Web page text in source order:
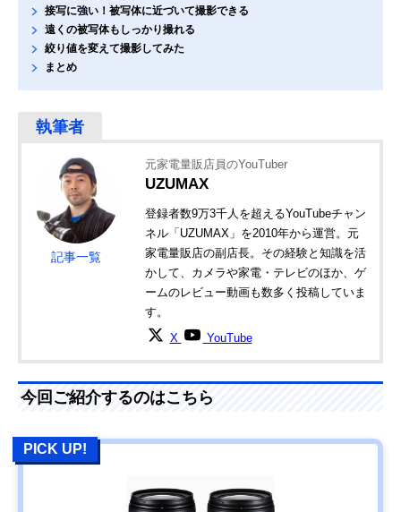
接写に強い！被写体に近づいて撮影できる
遠くの被写体もしっかり撮れる
絞り値を変えて撮影してみた
まとめ
記事一覧
元家電量販店員のYouTuber
UZUMAX
登録者数9万3千人を超えるYouTubeチャン
ネル「UZUMAX」を2010年から運営。元
家電量販店の副店長。その経験と知識を活
かして、カメラや家電・テレビのほか、ゲ
ームのレビュー動画も数多く投稿していま
す。
X YouTube
今回ご紹介するのはこちら
PICK UP!